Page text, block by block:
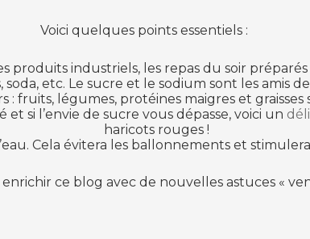
Voici quelques points essentiels :
produits industriels, les repas du soir
soda, etc. Le sucre et le sodium sont les amis
: fruits, légumes, protéines maigres et graisses
et si l’envie de sucre vous dépasse, voici un
haricots rouges !
Cela évitera les ballonnements et
enrichir ce blog avec de nouvelles astuces «